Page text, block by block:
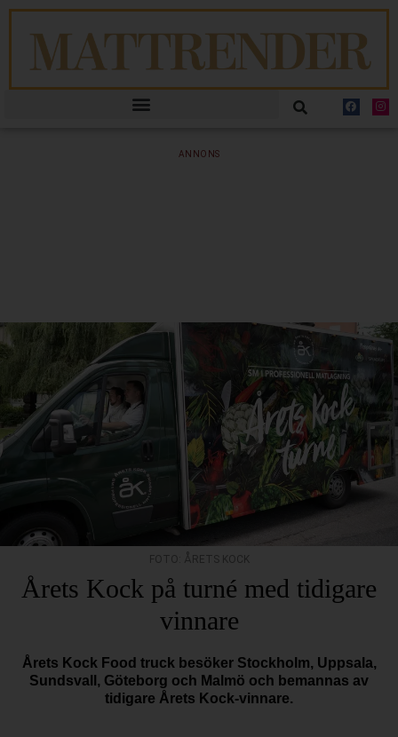
ANNONS
FOTO: ÅRETS KOCK
Årets Kock på turné med tidigare
vinnare
Årets Kock Food truck besöker Stockholm, Uppsala,
Sundsvall, Göteborg och Malmö och bemannas av
tidigare Årets Kock-vinnare.